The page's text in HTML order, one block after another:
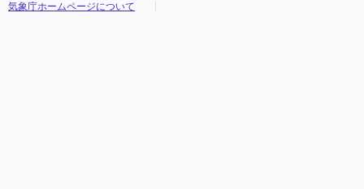
気象庁ホームページについて